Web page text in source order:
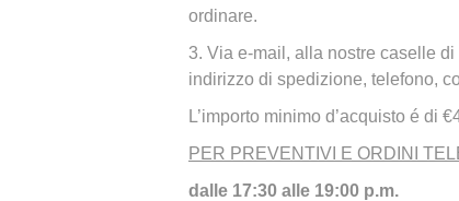
ordinare.
3. Via e-mail, alla nostre caselle di
indirizzo di spedizione, telefono,
L’importo minimo d’acquisto é di
PER PREVENTIVI E ORDINI
dalle 17:30 alle 19:00 p.m.